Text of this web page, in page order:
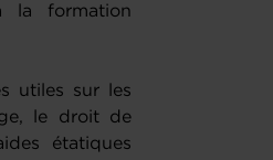
la formation
utiles sur les
le droit de
étatiques